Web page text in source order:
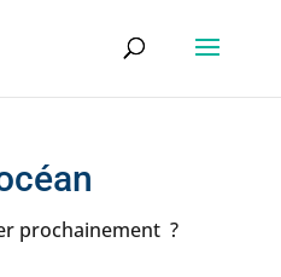
prochainement ?